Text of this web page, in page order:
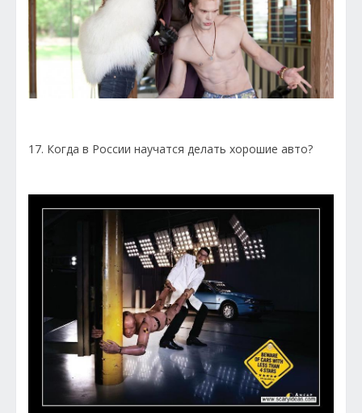
17. Когда в России научатся делать хорошие авто?